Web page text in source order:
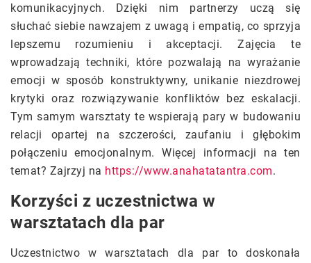
komunikacyjnych. Dzięki nim partnerzy uczą się
słuchać siebie nawzajem z uwagą i empatią, co sprzyja
lepszemu rozumieniu i akceptacji. Zajęcia te
wprowadzają techniki, które pozwalają na wyrażanie
emocji w sposób konstruktywny, unikanie niezdrowej
krytyki oraz rozwiązywanie konfliktów bez eskalacji.
Tym samym warsztaty te wspierają pary w budowaniu
relacji opartej na szczerości, zaufaniu i głębokim
połączeniu emocjonalnym. Więcej informacji na ten
temat? Zajrzyj na https://www.anahatatantra.com.
Korzyści z uczestnictwa w
warsztatach dla par
Uczestnictwo w warsztatach dla par to doskonała